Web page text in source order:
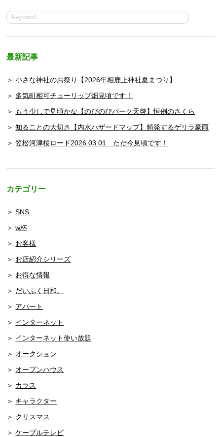
最新記事
小さな神社のお祭り【2026年相鹿上神社夏まつり】
多気町相可チューリップ畑見頃です！
もう少しで見頃かな【のびのびパーク天啓】恒例のさくら
知ることの大切さ【内水ハザードマップ】頻発するゲリラ豪雨
笠松河津桜ロード2026.03.01 ただ今見頃です！
カテゴリー
SNS
w杯
お客様
お店紹介シリーズ
お得な情報
だいふく日和。
アパート
インターネット
インターネット使い放題
オークション
オープンハウス
カラス
キャラクター
クリスマス
ケーブルテレビ